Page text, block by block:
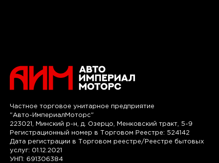
Частное торговое унитарное предприятие
"Авто-ИмпериалМоторс"
223021, Минский р-н, д. Озерцо, Менковский тракт, 5-9
Регистрационный номер в Торговом Реестре: 524142
Дата регистрации в Торговом реестре/Реестре бытовых
услуг: 01.12.2021
УНП: 691306384